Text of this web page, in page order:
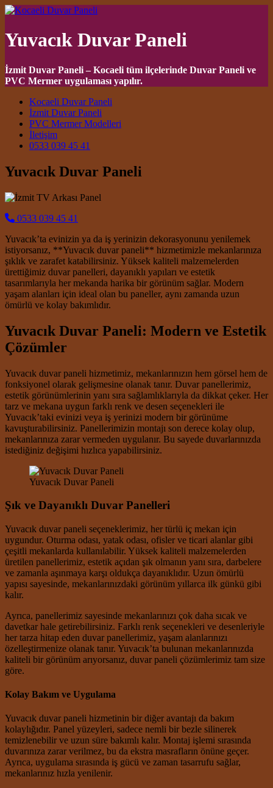
Yuvacık Duvar Paneli
İzmit Duvar Paneli – Kocaeli tüm ilçelerinde Duvar Paneli ve
PVC Mermer uygulaması yapılır.
Main Navigation
Kocaeli Duvar Paneli
İzmit Duvar Paneli
PVC Mermer Modelleri
İletişim
0533 039 45 41
Yuvacık Duvar Paneli
0533 039 45 41
Yuvacık’ta evinizin ya da iş yerinizin dekorasyonunu yenilemek
istiyorsanız, **Yuvacık duvar paneli** hizmetimizle mekanlarınıza
şıklık ve zarafet katabilirsiniz. Yüksek kaliteli malzemelerden
ürettiğimiz duvar panelleri, dayanıklı yapıları ve estetik
tasarımlarıyla her mekanda harika bir görünüm sağlar. Modern
yaşam alanları için ideal olan bu paneller, aynı zamanda uzun
ömürlü ve kolay bakımlıdır.
Yuvacık Duvar Paneli: Modern ve Estetik
Çözümler
Yuvacık duvar paneli hizmetimiz, mekanlarınızın hem görsel hem de
fonksiyonel olarak gelişmesine olanak tanır. Duvar panellerimiz,
estetik görünümlerinin yanı sıra sağlamlıklarıyla da dikkat çeker. Her
tarz ve mekana uygun farklı renk ve desen seçenekleri ile
Yuvacık’taki evinizi veya iş yerinizi modern bir görünüme
kavuşturabilirsiniz. Panellerimizin montajı son derece kolay olup,
mekanlarınıza zarar vermeden uygulanır. Bu sayede duvarlarınızda
istediğiniz değişimi hızlıca yapabilirsiniz.
Yuvacık Duvar Paneli
Şık ve Dayanıklı Duvar Panelleri
Yuvacık duvar paneli seçeneklerimiz, her türlü iç mekan için
uygundur. Oturma odası, yatak odası, ofisler ve ticari alanlar gibi
çeşitli mekanlarda kullanılabilir. Yüksek kaliteli malzemelerden
üretilen panellerimiz, estetik açıdan şık olmanın yanı sıra, darbelere
ve zamanla aşınmaya karşı oldukça dayanıklıdır. Uzun ömürlü
yapısı sayesinde, mekanlarınızdaki görünüm yıllarca ilk günkü gibi
kalır.
Ayrıca, panellerimiz sayesinde mekanlarınızı çok daha sıcak ve
davetkar hale getirebilirsiniz. Farklı renk seçenekleri ve desenleriyle
her tarza hitap eden duvar panellerimiz, yaşam alanlarınızı
özelleştirmenize olanak tanır. Yuvacık’ta bulunan mekanlarınızda
kaliteli bir görünüm arıyorsanız, duvar paneli çözümlerimiz tam size
göre.
Kolay Bakım ve Uygulama
Yuvacık duvar paneli hizmetinin bir diğer avantajı da bakım
kolaylığıdır. Panel yüzeyleri, sadece nemli bir bezle silinerek
temizlenebilir ve uzun süre bakımlı kalır. Montaj işlemi sırasında
duvarınıza zarar verilmez, bu da ekstra masrafların önüne geçer.
Ayrıca, uygulama sırasında iş gücü ve zaman tasarrufu sağlar,
mekanlarınız hızla yenilenir.